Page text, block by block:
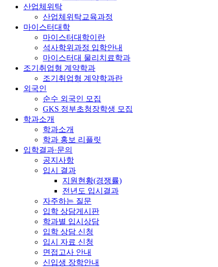
산업체위탁
산업체위탁교육과정
마이스터대학
마이스터대학이란
석사학위과정 입학안내
마이스터대 물리치료학과
조기취업형 계약학과
조기취업형 계약학과란
외국인
순수 외국인 모집
GKS 정부초청장학생 모집
학과소개
학과소개
학과 홍보 리플릿
입학결과·문의
공지사항
입시 결과
지원현황(경쟁률)
전년도 입시결과
자주하는 질문
입학 상담게시판
학과별 입시상담
입학 상담 신청
입시 자료 신청
면접고사 안내
신입생 장학안내